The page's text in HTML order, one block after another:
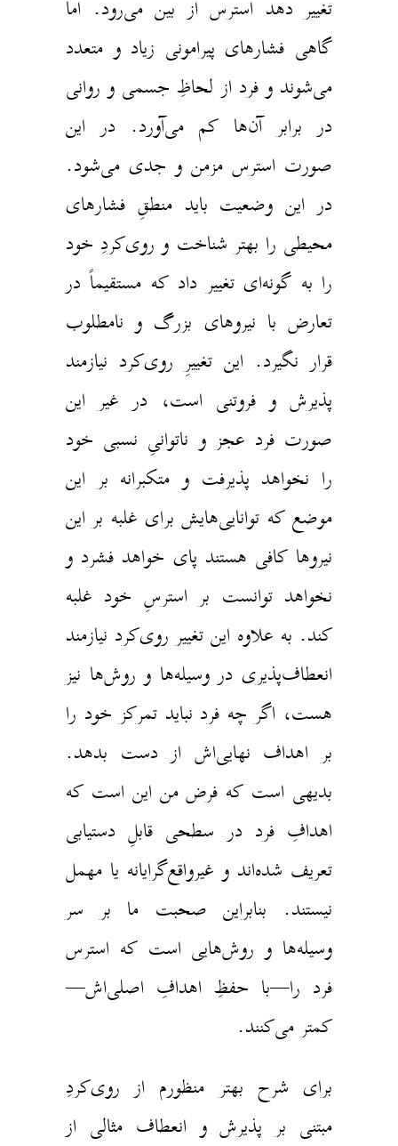
تغییر دهد استرس از بین می‌رود. اما
گاهی فشارهای پیرامونی زیاد و متعدد
می‌شوند و فرد از لحاظِ جسمی و روانی
در برابر آن‌ها کم می‌آورد. در این
صورت استرس مزمن و جدی می‌شود.
در این وضعیت باید منطقِ فشارهای
محیطی را بهتر شناخت و روی‌کردِ خود
را به گونه‌ای تغییر داد که مستقیماً‌ در
تعارض با نیروهای بزرگ و نامطلوب
قرار نگیرد. این تغییرِ روی‌کرد نیازمند
پذیرش و فروتنی است، در غیر این
صورت فرد عجز و ناتوانیِ نسبی خود
را نخواهد پذیرفت و متکبرانه بر این
موضع که توانایی‌هایش برای غلبه بر این
نیروها کافی هستند پای خواهد فشرد و
نخواهد توانست بر استرسِ خود غلبه
کند. به علاوه این تغییر روی‌کرد نیازمند
انعطاف‌پذیری در وسیله‌ها و روش‌ها نیز
هست، اگر چه فرد نباید تمرکز خود را
بر اهداف نهایی‌اش از دست بدهد.
بدیهی است که فرض من این است که
اهدافِ فرد در سطحی قابلِ دستیابی
تعریف شده‌اند و غیرواقع‌گرایانه یا مهمل
نیستند. بنابراین صحبت ما بر سر
وسیله‌ها و روش‌هایی است که استرس
فرد را—با حفظِ اهدافِ اصلی‌اش—
کمتر می‌کنند.
برای شرح بهتر منظورم از روی‌کردِ
مبتنی بر پذیرش و انعطاف مثالی از